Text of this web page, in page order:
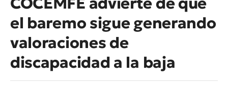
el baremo sigue generando
valoraciones de
discapacidad a la baja